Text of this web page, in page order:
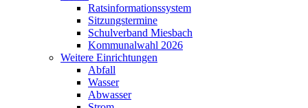
Ratsinformationssystem
Sitzungstermine
Schulverband Miesbach
Kommunalwahl 2026
Weitere Einrichtungen
Abfall
Wasser
Abwasser